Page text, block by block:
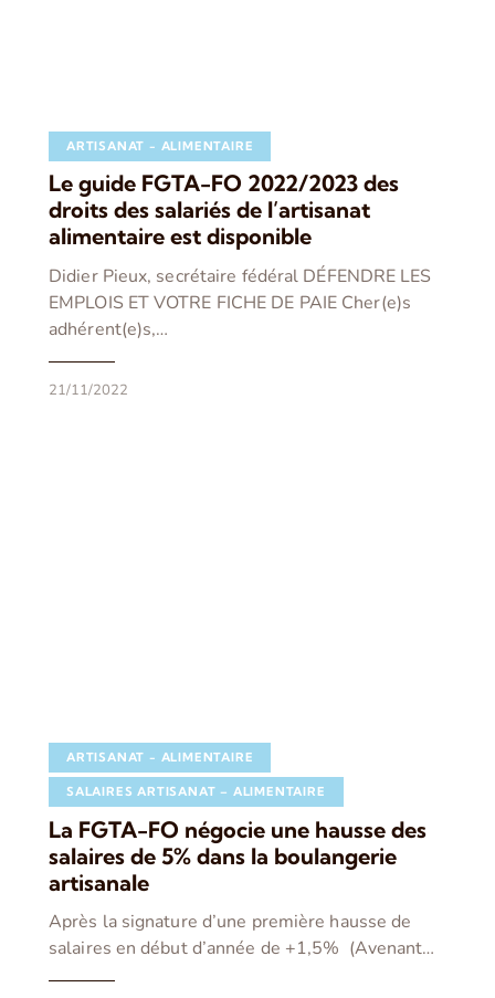
ARTISANAT - ALIMENTAIRE
Le guide FGTA-FO 2022/2023 des
droits des salariés de l’artisanat
alimentaire est disponible
Didier Pieux, secrétaire fédéral DÉFENDRE LES
EMPLOIS ET VOTRE FICHE DE PAIE Cher(e)s
adhérent(e)s,…
21/11/2022
ARTISANAT - ALIMENTAIRE
SALAIRES ARTISANAT – ALIMENTAIRE
La FGTA-FO négocie une hausse des
salaires de 5% dans la boulangerie
artisanale
Après la signature d’une première hausse de
salaires en début d’année de +1,5% (Avenant…